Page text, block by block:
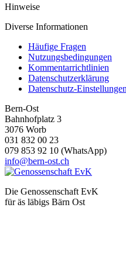
Hinweise
Diverse Informationen
Häufige Fragen
Nutzungsbedingungen
Kommentarrichtlinien
Datenschutzerklärung
Datenschutz-Einstellungen
Bern-Ost
Bahnhofplatz 3
3076 Worb
031 832 00 23
079 853 92 10 (WhatsApp)
info@bern-ost.ch
Die Genossenschaft EvK
für äs läbigs Bärn Ost